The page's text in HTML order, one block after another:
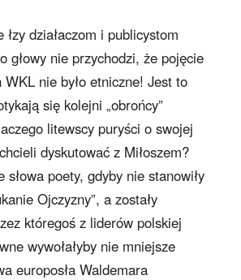
działaczom i publicystom
głowy nie przychodzi, że pojęcie
nie było etniczne! Jest to
się kolejni „obrońcy”
litewscy puryści o swojej
dyskutować z Miłoszem?
poety, gdyby nie stanowiły
Ojczyzny”, a zostały
któregoś z liderów polskiej
wywołałyby nie mniejsze
europosła Waldemara